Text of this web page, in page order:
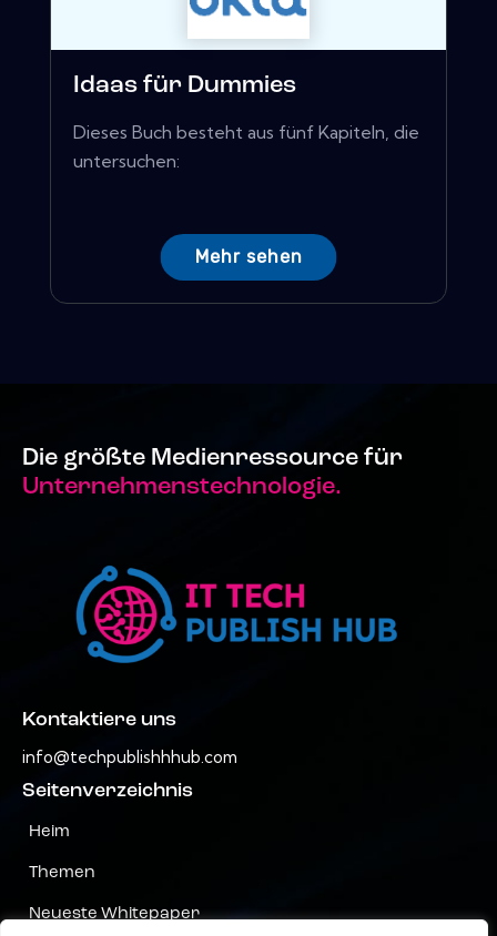
Idaas für Dummies
Dieses Buch besteht aus fünf Kapiteln, die
untersuchen:
Mehr sehen
Die größte Medienressource für
Unternehmenstechnologie.
Kontaktiere uns
info@techpublishhhub.com
Seitenverzeichnis
Heim
Themen
Neueste Whitepaper